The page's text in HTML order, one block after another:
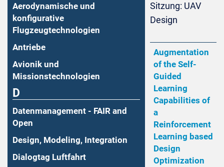
Aerodynamische und
konfigurative
Flugzeugtechnologien
Antriebe
Avionik und
Missionstechnologien
D
Datenmanagement - FAIR and
Open
Design, Modeling, Integration
Dialogtag Luftfahrt
Sitzung: UAV
Design
Augmentation
of the Self-
Guided
Learning
Capabilities of
a
Reinforcement
Learning based
Design
Optimization